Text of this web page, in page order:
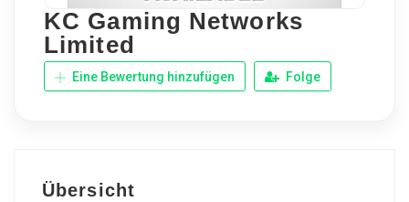
KC Gaming Networks
Limited
Eine Bewertung hinzufügen Folge
Übersicht